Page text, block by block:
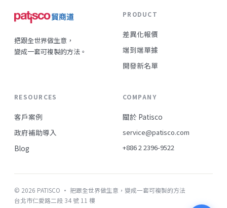
把跟全世界做生意，
變成一套可複製的方法。
PRODUCT
差異化報價
端到端單據
開發新名單
RESOURCES
客戶案例
政府補助導入
Blog
COMPANY
關於 Patisco
service@patisco.com
+886 2 2396-9522
© 2026 PATISCO · 把跟全世界做生意，變成一套可複製的方法
台北市仁愛路二段 34 號 11 樓